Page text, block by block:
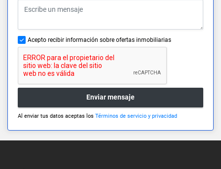
Acepto recibir información sobre ofertas inmobiliarias
Enviar mensaje
Al enviar tus datos aceptas los Términos de servicio y privacidad